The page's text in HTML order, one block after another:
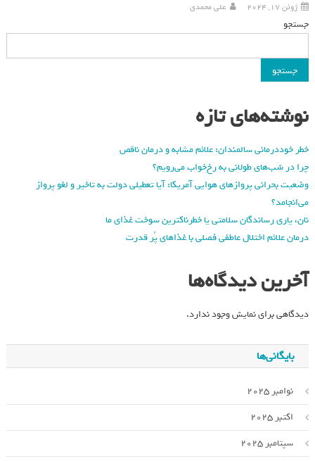
ژوئن 17, 2024 علی محمدی
جستجو
جستجو
نوشته‌های تازه
خطر خوددرمانی سالمندان: علائم مشابه و درمان ناقص
چرا در شب‌های طولانی به رخ‌خواب می‌رویم؟
وضعیت بحرانی پروازهای هوایی آمریکا: آیا تعطیلی دولت به تاخیر و لغو پرواز
می‌انجامد؟
نان، یاری رساندگان سلامتی یا خطرناکترین سوخت غذای ما
درمان علائم اختلال عاطفی فصلی با غذاهای پُر قدرت
آخرین دیدگاه‌ها
دیدگاهی برای نمایش وجود ندارد.
بایگانی‌ها
نوامبر 2025
اکتبر 2025
سپتامبر 2025